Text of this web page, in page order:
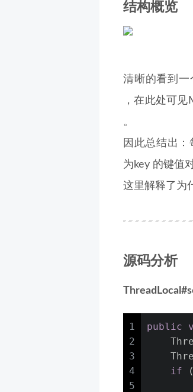
结构概览
清晰的看到一
，在此处可
。
因此总结出：
为key 的键值对
这里解释了为
源码分析
1
2
3
4
5
public
if